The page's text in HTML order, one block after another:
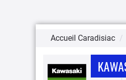
Accueil Caradisiac